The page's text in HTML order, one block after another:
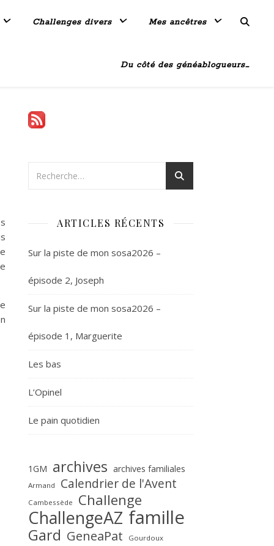
Challenges divers Mes ancêtres
Du côté des généablogueurs…
ARTICLES RÉCENTS
Sur la piste de mon sosa2026 –
épisode 2, Joseph
Sur la piste de mon sosa2026 –
épisode 1, Marguerite
Les bas
L’Opinel
Le pain quotidien
1GM archives archives familiales
Armand Calendrier de l'Avent
Cambessède Challenge
ChallengeAZ famille
Gard GeneaPat Gourdoux